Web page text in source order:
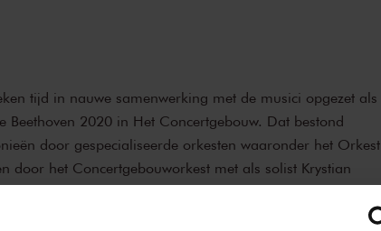
tijd in nauwe samenwerking met de musici opgezet als
2020 in Het Concertgebouw. Dat bestond
door gespecialiseerde orkesten waaronder het Orkest
door het Concertgebouworkest met als solist Krystian